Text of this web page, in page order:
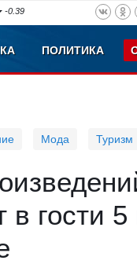
-0.39
ПОЛИТИКА
Мода Туризм
в гости